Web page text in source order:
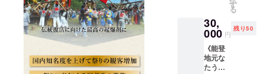
能登で
は【あ
すな
ろ】又
は【あ
て】の
畠6-
26（駐
車場
有） ・
持ち
物：汚
す。そ
のまま
焼いて
いただ
くだけ
で美味
【賞味
精米日
より２
カ月程
度 【保
存方
法】直
す
る
30,
000 円
残り50
《能登
地元な
たうち